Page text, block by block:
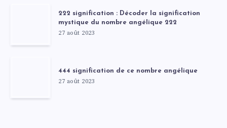
222 signification : Décoder la signification
mystique du nombre angélique 222
27 août 2023
444 signification de ce nombre angélique
27 août 2023